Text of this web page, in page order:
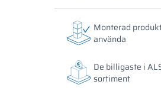
Monterad
använda
De billigaste i
sortiment
Färgerna på materialen
avvika från de faktiska
Färgerna på materialen
avvika från de faktiska